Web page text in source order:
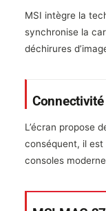
MSI intègre la
synchronise la
déchirures
L’écran propose
conséquent, il
consoles